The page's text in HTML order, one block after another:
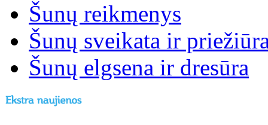
Šunų reikmenys
Šunų sveikata ir
Šunų elgsena ir dresūra